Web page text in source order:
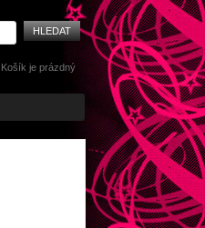
Košík je prázdný
HLEDAT